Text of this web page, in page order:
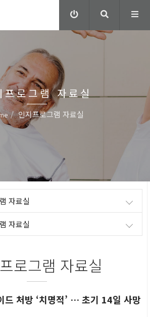
프로그램 자료실
인지프로그램 자료실
자료실
자료실
로그램 자료실
드 처방 ‘치명적’ … 초기 14일 사망